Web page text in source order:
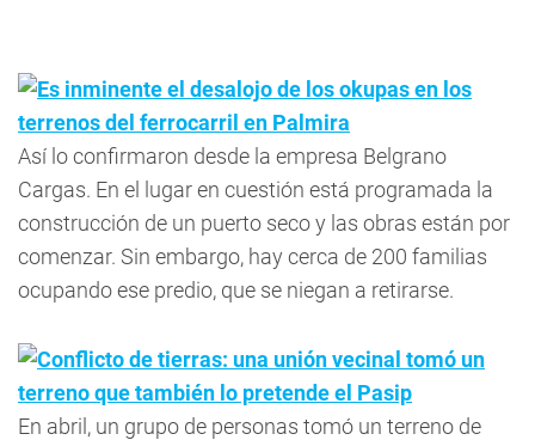
Es inminente el desalojo de los okupas en los
terrenos del ferrocarril en Palmira
Así lo confirmaron desde la empresa Belgrano
Cargas. En el lugar en cuestión está programada la
construcción de un puerto seco y las obras están por
comenzar. Sin embargo, hay cerca de 200 familias
ocupando ese predio, que se niegan a retirarse.
Conflicto de tierras: una unión vecinal tomó un
terreno que también lo pretende el Pasip
En abril, un grupo de personas tomó un terreno de